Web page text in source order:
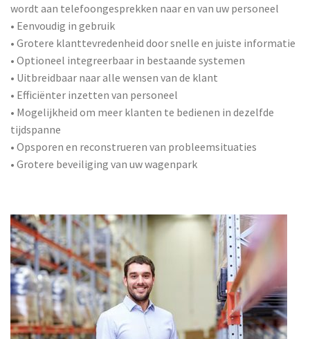
wordt aan telefoongesprekken naar en van uw personeel
• Eenvoudig in gebruik
• Grotere klanttevredenheid door snelle en juiste informatie
• Optioneel integreerbaar in bestaande systemen
• Uitbreidbaar naar alle wensen van de klant
• Efficiënter inzetten van personeel
• Mogelijkheid om meer klanten te bedienen in dezelfde
tijdspanne
• Opsporen en reconstrueren van probleemsituaties
• Grotere beveiliging van uw wagenpark